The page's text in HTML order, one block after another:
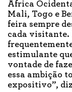
África
Mali, Togo e
feira sempre
cada visitante.
estimulante
vontade de
essa ambição
expositivo”,